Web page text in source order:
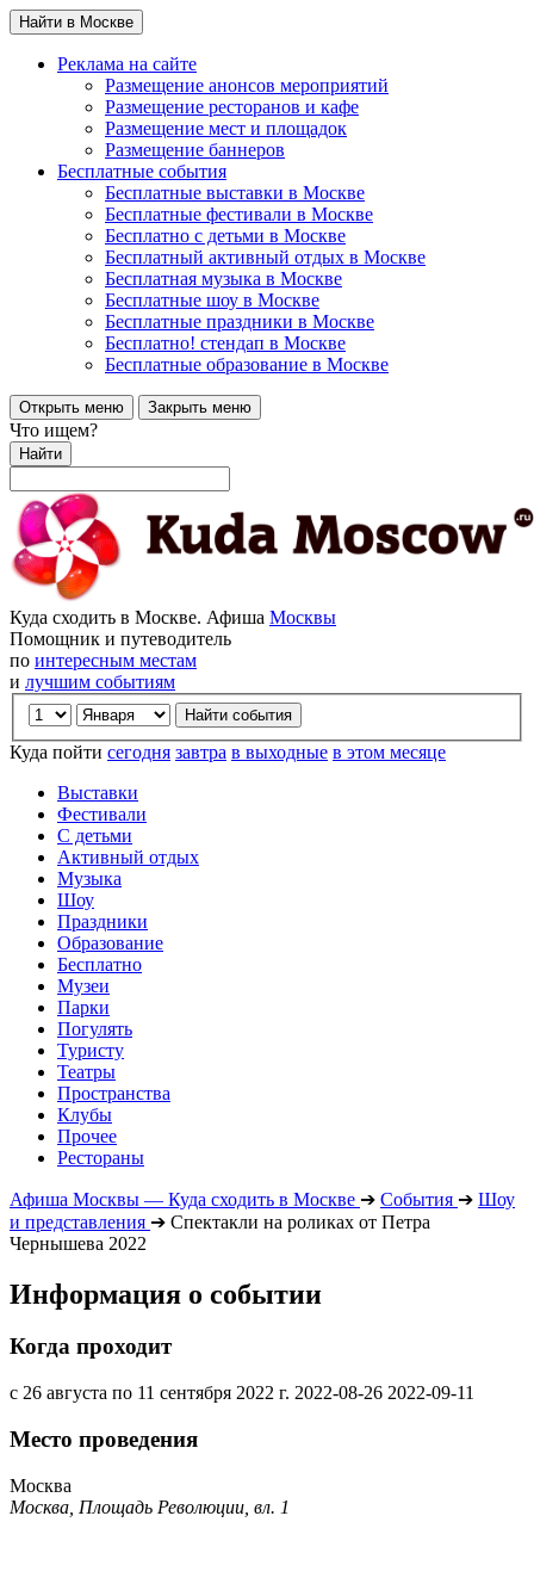
Найти в Москве
Реклама на сайте
Размещение анонсов мероприятий
Размещение ресторанов и кафе
Размещение мест и площадок
Размещение баннеров
Бесплатные события
Бесплатные выставки в Москве
Бесплатные фестивали в Москве
Бесплатно с детьми в Москве
Бесплатный активный отдых в Москве
Бесплатная музыка в Москве
Бесплатные шоу в Москве
Бесплатные праздники в Москве
Бесплатно! стендап в Москве
Бесплатные образование в Москве
Открыть меню Закрыть меню
Что ищем?
Найти
Куда сходить в Москве. Афиша Москвы
Помощник и путеводитель
по интересным местам
и лучшим событиям
Куда пойти сегодня завтра в выходные в этом месяце
Выставки
Фестивали
С детьми
Активный отдых
Музыка
Шоу
Праздники
Образование
Бесплатно
Музеи
Парки
Погулять
Туристу
Театры
Пространства
Клубы
Прочее
Рестораны
Афиша Москвы — Куда сходить в Москве ➔ События ➔ Шоу
и представления ➔ Спектакли на роликах от Петра
Чернышева 2022
Информация о событии
Когда проходит
с 26 августа по 11 сентября 2022 г. 2022-08-26 2022-09-11
Место проведения
Москва
Москва, Площадь Революции, вл. 1